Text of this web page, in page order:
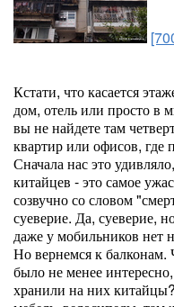
Кстати, что касается
дом, отель или просто в
вы не найдете там
квартир или офисов, где
Сначала нас это
китайцев - это самое
созвучно со словом
суеверие. Да, суеверие,
даже у мобильников нет
Но вернемся к балконам.
было не менее
хранили на них